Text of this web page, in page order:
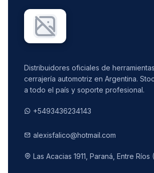
Distribuidores oficiales de
cerrajería automotriz en Argentina.
a todo el país y soporte profesional.
+5493436234143
alexisfalico@hotmail.com
Las Acacias 1911, Paraná, Entre Ríos